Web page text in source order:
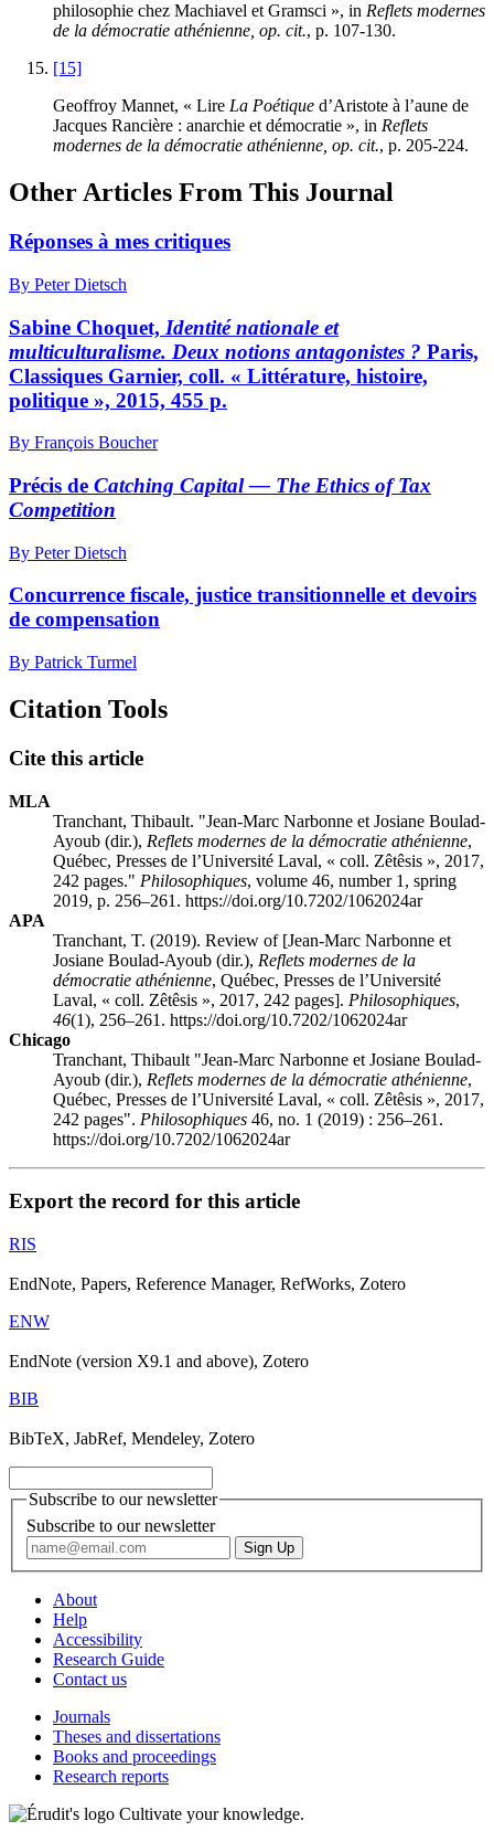
philosophie chez Machiavel et Gramsci », in Reflets modernes
de la démocratie athénienne, op. cit., p. 107-130.
[15]
Geoffroy Mannet, « Lire La Poétique d’Aristote à l’aune de
Jacques Rancière : anarchie et démocratie », in Reflets
modernes de la démocratie athénienne, op. cit., p. 205-224.
Other Articles From This Journal
Réponses à mes critiques
By Peter Dietsch
Sabine Choquet, Identité nationale et
multiculturalisme. Deux notions antagonistes ? Paris,
Classiques Garnier, coll. « Littérature, histoire,
politique », 2015, 455 p.
By François Boucher
Précis de Catching Capital — The Ethics of Tax
Competition
By Peter Dietsch
Concurrence fiscale, justice transitionnelle et devoirs
de compensation
By Patrick Turmel
Citation Tools
Cite this article
MLA
Tranchant, Thibault. "Jean-Marc Narbonne et Josiane Boulad-
Ayoub (dir.), Reflets modernes de la démocratie athénienne,
Québec, Presses de l’Université Laval, « coll. Zêtêsis », 2017,
242 pages." Philosophiques, volume 46, number 1, spring
2019, p. 256–261. https://doi.org/10.7202/1062024ar
APA
Tranchant, T. (2019). Review of [Jean-Marc Narbonne et
Josiane Boulad-Ayoub (dir.), Reflets modernes de la
démocratie athénienne, Québec, Presses de l’Université
Laval, « coll. Zêtêsis », 2017, 242 pages]. Philosophiques,
46(1), 256–261. https://doi.org/10.7202/1062024ar
Chicago
Tranchant, Thibault "Jean-Marc Narbonne et Josiane Boulad-
Ayoub (dir.), Reflets modernes de la démocratie athénienne,
Québec, Presses de l’Université Laval, « coll. Zêtêsis », 2017,
242 pages". Philosophiques 46, no. 1 (2019) : 256–261.
https://doi.org/10.7202/1062024ar
Export the record for this article
RIS
EndNote, Papers, Reference Manager, RefWorks, Zotero
ENW
EndNote (version X9.1 and above), Zotero
BIB
BibTeX, JabRef, Mendeley, Zotero
Subscribe to our newsletter
Subscribe to our newsletter
About
Help
Accessibility
Research Guide
Contact us
Journals
Theses and dissertations
Books and proceedings
Research reports
Cultivate your knowledge.